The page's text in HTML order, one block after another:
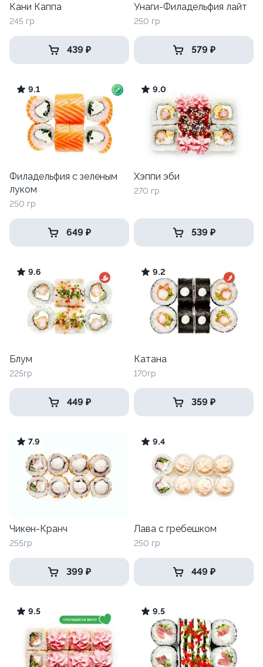
Кани Каппа
245 гр
439 ₽
Унаги-Филадельфия лайт
250 гр
579 ₽
9.1
Филадельфия с зеленым
луком
250 гр
649 ₽
9.0
Хэппи эби
270 гр
539 ₽
9.6
Блум
225гр
449 ₽
9.2
Катана
170гр
359 ₽
7.9
Чикен-Кранч
255гр
399 ₽
9.4
Лава с гребешком
250 гр
449 ₽
9.5 9.5